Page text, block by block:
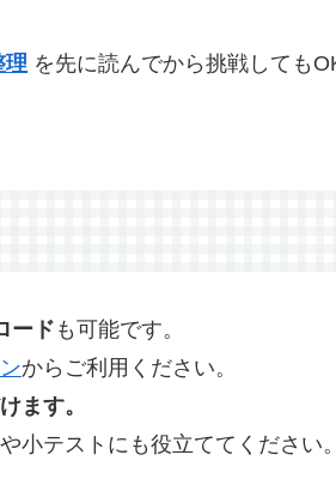
理 を先に読んでから挑戦しても
ードも可能です。
からご利用ください。
ます。
小テストにも役立ててください。